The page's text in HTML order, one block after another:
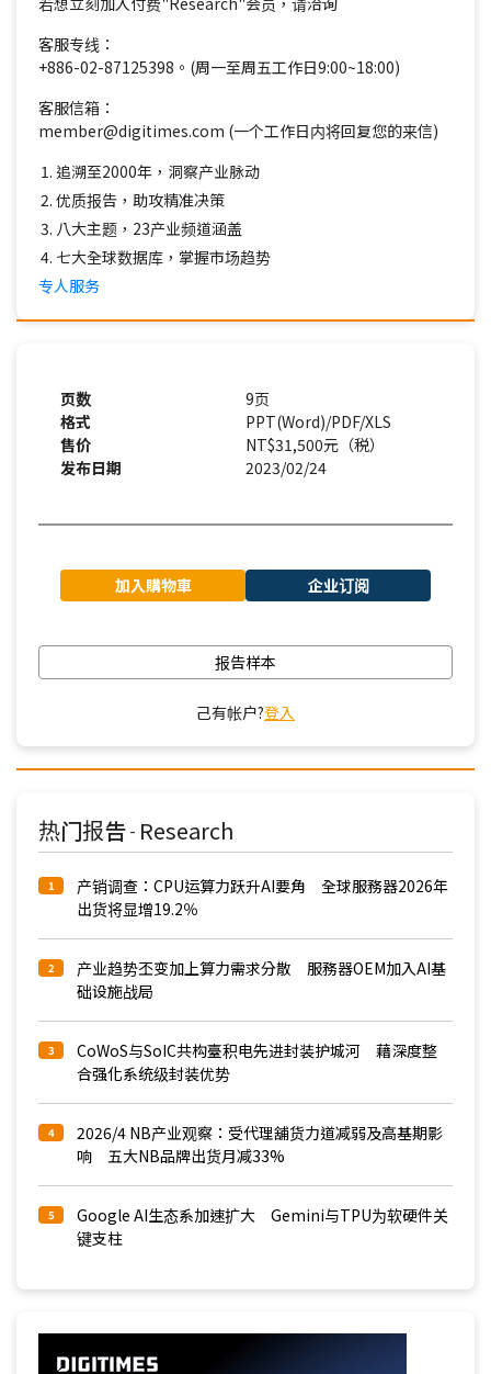
客服专线：
+886-02-87125398。(周一至周五工作日9:00~18:00)
客服信箱：
member@digitimes.com (一个工作日内将回复您的来信)
追溯至2000年，洞察产业脉动
优质报告，助攻精准决策
八大主题，23产业频道涵盖
七大全球数据库，掌握市场趋势
专人服务
页数
9页
格式
PPT(Word)/PDF/XLS
售价
NT$31,500元（税）
发布日期
2023/02/24
加入購物車 企业订阅
报告样本
己有帐户?登入
热门报告 - Research
1
产销调查：CPU运算力跃升AI要角 全球服務器2026年
出货将显增19.2％
2
产业趋势丕变加上算力需求分散 服務器OEM加入AI基
础设施战局
3
CoWoS与SoIC共构臺积电先进封装护城河 藉深度整
合强化系统级封装优势
4
2026/4 NB产业观察：受代理舖货力道减弱及高基期影
响 五大NB品牌出货月减33%
5
Google AI生态系加速扩大 Gemini与TPU为软硬件关
键支柱